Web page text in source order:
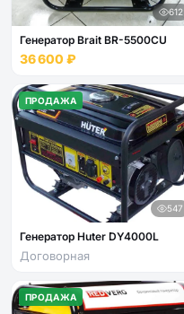
612
Генератор Brait BR-5500CU
36 600 ₽
ПРОДАЖА
547
Генератор Huter DY4000L
Договорная
ПРОДАЖА